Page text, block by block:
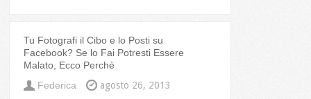
Tu Fotografi il Cibo e lo Posti su
Facebook? Se lo Fai Potresti Essere
Malato, Ecco Perchè
Federica
agosto 26, 2013